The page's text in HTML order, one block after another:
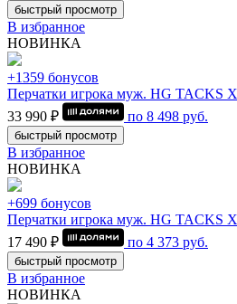
быстрый просмотр
В избранное
НОВИНКА
+1359 бонусов
Перчатки игрока муж. HG TACKS
33 990 ₽
по 8 498 руб.
быстрый просмотр
В избранное
НОВИНКА
+699 бонусов
Перчатки игрока муж. HG TACKS
17 490 ₽
по 4 373 руб.
быстрый просмотр
В избранное
НОВИНКА